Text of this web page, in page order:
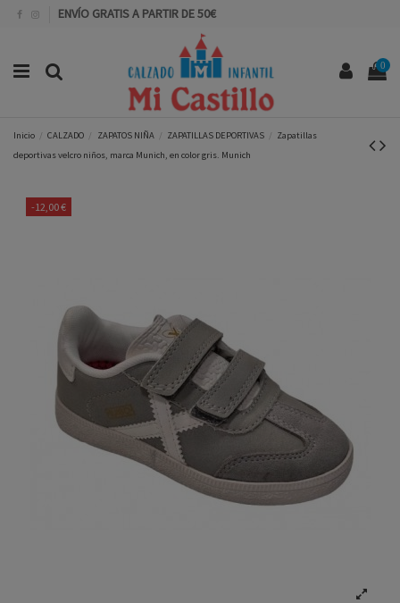
ENVÍO GRATIS A PARTIR DE 50€
0
Inicio CALZADO ZAPATOS NIÑA ZAPATILLAS DEPORTIVAS
Zapatillas
deportivas velcro niños, marca Munich, en color gris. Munich
-12,00 €